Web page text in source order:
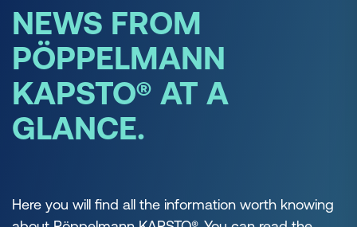
NEWS FROM
PÖPPELMANN
KAPSTO® AT A
GLANCE.
Here you will find all the information worth knowing